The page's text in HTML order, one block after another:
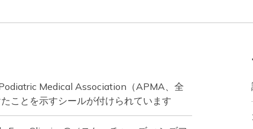
Medical Association（APMA、全
ことを示すシールが付けられています